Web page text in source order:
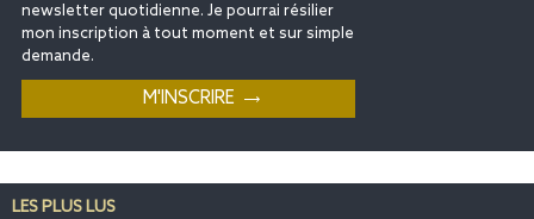
newsletter quotidienne. Je pourrai résilier
mon inscription à tout moment et sur simple
demande.
LES PLUS LUS